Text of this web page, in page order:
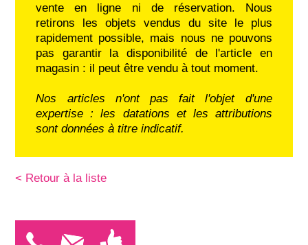
vente en ligne ni de réservation. Nous
retirons les objets vendus du site le plus
rapidement possible, mais nous ne pouvons
pas garantir la disponibilité de l'article en
magasin : il peut être vendu à tout moment.
Nos articles n'ont pas fait l'objet d'une
expertise : les datations et les attributions
sont données à titre indicatif.
< Retour à la liste